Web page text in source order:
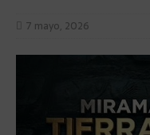
7 mayo, 2026